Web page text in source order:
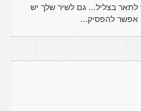
בצליל... גם לשיר שלך יש
אפשר להפסיק...